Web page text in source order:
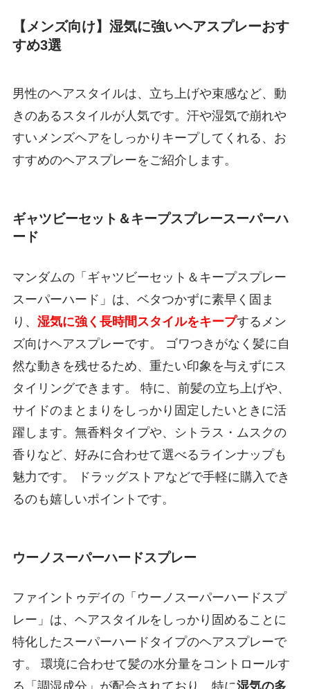
【メンズ向け】湿気に強いヘアスプレーおす
すめ3選
男性のヘアスタイルは、立ち上げや束感など、動
きのあるスタイルが人気です。汗や湿気で崩れや
すいメンズヘアをしっかりキープしてくれる、お
すすめのヘアスプレーをご紹介します。
ギャツビーセット＆キープスプレースーパーハ
ード
マンダムの「ギャツビーセット＆キープスプレー
スーパーハード」は、ベタつかずに素早く固ま
り、 湿気に強く長時間スタイルをキープするメン
ズ向けヘアスプレーです。 ゴワつきがなく髪に自
然な動きを残せるため、重たい印象を与えずにス
タイリングできます。 特に、前髪の立ち上げや、
サイドのまとまりをしっかり固定したいときに活
躍します。無香料タイプや、シトラス・ムスクの
香りなど、好みに合わせて選べるラインナップも
魅力です。 ドラッグストアなどで手軽に購入でき
るのも嬉しいポイントです。
ウーノスーパーハードスプレー
ファイントゥデイの「ウーノスーパーハードスプ
レー」は、ヘアスタイルをしっかり固めることに
特化したスーパーハードタイプのヘアスプレーで
す。 環境に合わせて髪の水分量をコントロールす